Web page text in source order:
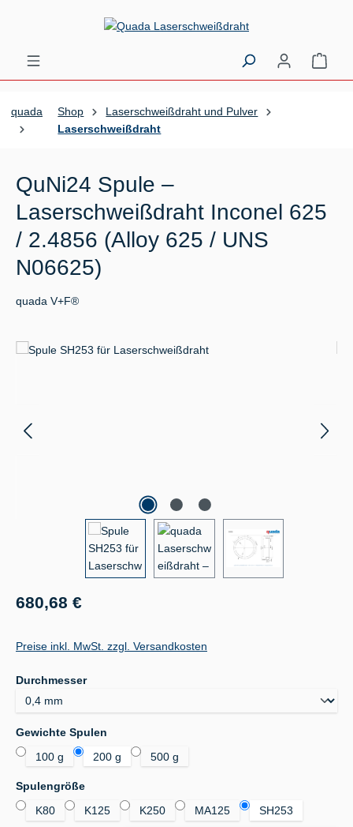
Zum Hauptinhalt springen
quada Shop
Laserschweißdraht und Pulver
Laserschweißdraht
QuNi24 Spule –
Laserschweißdraht Inconel 625
/ 2.4856 (Alloy 625 / UNS
N06625)
quada V+F®
Bildergalerie überspringen
Regulärer Preis:
680,68 €
Preise inkl. MwSt. zzgl. Versandkosten
Durchmesserauswählen
Gewichte Spulen
100 g
200 g 500 g
Spulengrößeauswählen
K80
K125 K250 MA125 SH253